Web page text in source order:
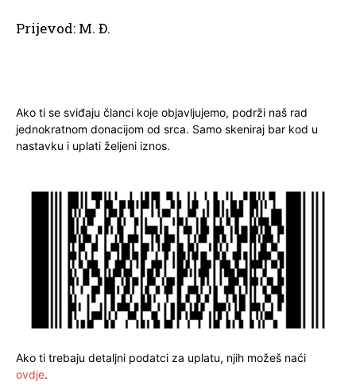
Prijevod: M. Đ.
Ako ti se sviđaju članci koje objavljujemo, podrži naš rad
jednokratnom donacijom od srca. Samo skeniraj bar kod u
nastavku i uplati željeni iznos.
Ako ti trebaju detaljni podatci za uplatu, njih možeš naći
ovdje.